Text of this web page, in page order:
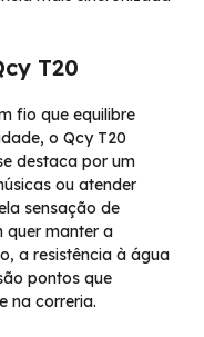
T20
fio que equilibre
o Qcy T20
destaca por um
ou atender
sensação de
quer manter a
a resistência à água
pontos que
na correria.